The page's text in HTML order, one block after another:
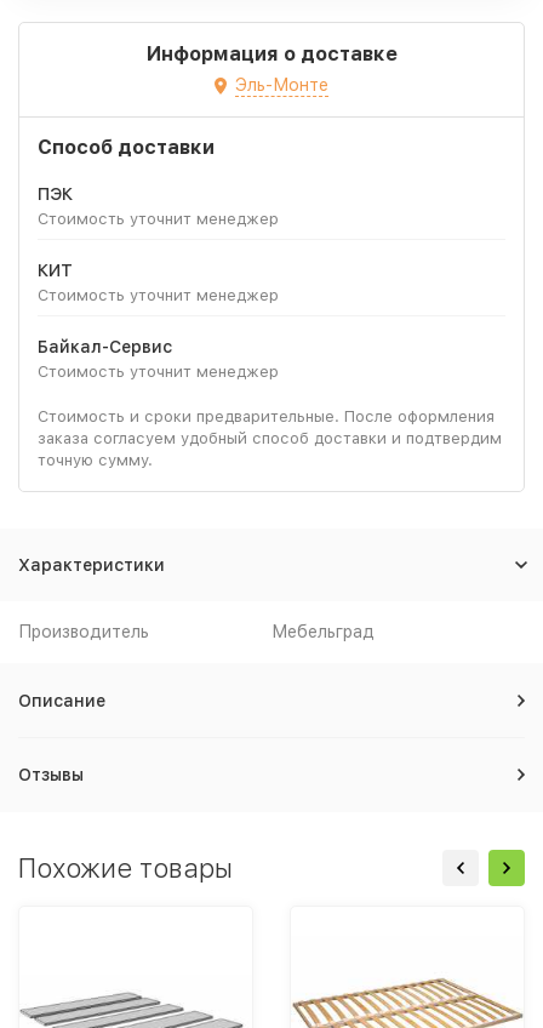
Информация о доставке
Эль-Монте
Способ доставки
ПЭК
Стоимость уточнит менеджер
КИТ
Стоимость уточнит менеджер
Байкал-Сервис
Стоимость уточнит менеджер
Стоимость и сроки предварительные. После оформления
заказа согласуем удобный способ доставки и подтвердим
точную сумму.
Характеристики
Производитель Мебельград
Описание
Отзывы
Похожие товары